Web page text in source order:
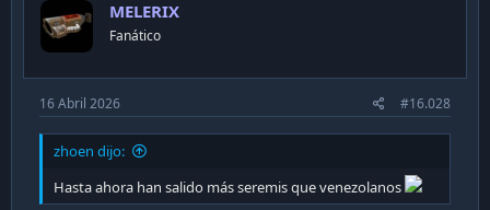
o
n
s
MELERIX
Fanático
16 Abril 2026 #16.028
zhoen dijo:
Hasta ahora han salido más seremis que venezolanos